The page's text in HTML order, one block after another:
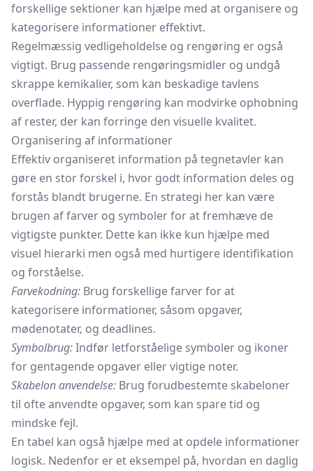
forskellige sektioner kan hjælpe med at organisere og
kategorisere informationer effektivt.
Regelmæssig vedligeholdelse og rengøring er også
vigtigt. Brug passende rengøringsmidler og undgå
skrappe kemikalier, som kan beskadige tavlens
overflade. Hyppig rengøring kan modvirke ophobning
af rester, der kan forringe den visuelle kvalitet.
Organisering af informationer
Effektiv organiseret information på tegnetavler kan
gøre en stor forskel i, hvor godt information deles og
forstås blandt brugerne. En strategi her kan være
brugen af farver og symboler for at fremhæve de
vigtigste punkter. Dette kan ikke kun hjælpe med
visuel hierarki men også med hurtigere identifikation
og forståelse.
Farvekodning: Brug forskellige farver for at
kategorisere informationer, såsom opgaver,
mødenotater, og deadlines.
Symbolbrug:Indfør letforståelige symboler og ikoner
for gentagende opgaver eller vigtige noter.
Skabelon anvendelse: Brug forudbestemte skabeloner
til ofte anvendte opgaver, som kan spare tid og
mindske fejl.
En tabel kan også hjælpe med at opdele informationer
logisk. Nedenfor er et eksempel på, hvordan en daglig